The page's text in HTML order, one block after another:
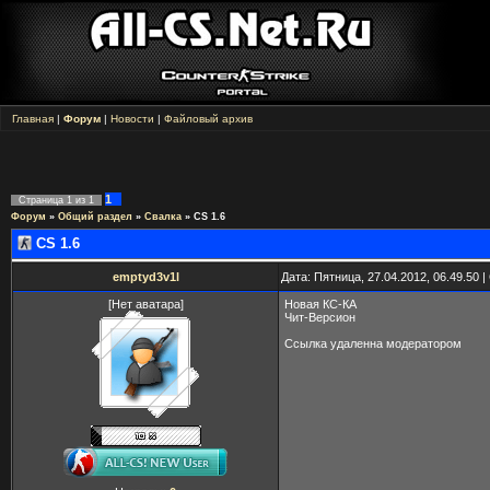
Главная | Форум | Новости | Файловый архив
Страница 1 из 1 1
Форум » Общий раздел » Свалка » CS 1.6
CS 1.6
emptyd3v1l Дата: Пятница, 27.04.2012, 06.49.50
[Нет аватара]
Новая КС-КА
Чит-Версион
Ссылка удаленна модератором